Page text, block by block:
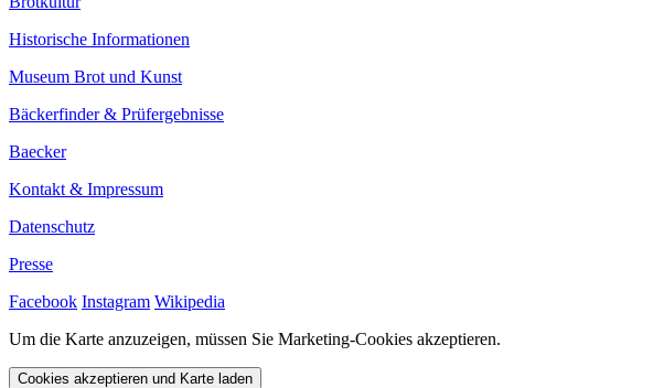
Historische Informationen
Museum Brot und Kunst
Bäckerfinder & Prüfergebnisse
Baecker
Kontakt & Impressum
Datenschutz
Presse
Facebook Instagram Wikipedia
Um die Karte anzuzeigen, müssen Sie Marketing-Cookies akzeptieren.
Cookies akzeptieren und Karte laden